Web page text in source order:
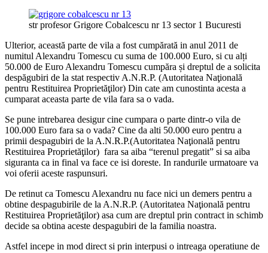
str profesor Grigore Cobalcescu nr 13 sector 1 Bucuresti
Ulterior, această parte de vila a fost cumpărată in anul 2011 de
numitul Alexandru Tomescu cu suma de 100.000 Euro, si cu alți
50.000 de Euro Alexandru Tomescu cumpăra și dreptul de a solicita
despăgubiri de la stat respectiv A.N.R.P. (Autoritatea Naţională
pentru Restituirea Proprietăţilor) Din cate am cunostinta acesta a
cumparat aceasta parte de vila fara sa o vada.
Se pune intrebarea desigur cine cumpara o parte dintr-o vila de
100.000 Euro fara sa o vada? Cine da alti 50.000 euro pentru a
primii despagubiri de la A.N.R.P.(Autoritatea Naţională pentru
Restituirea Proprietăţilor) fara sa aiba “terenul pregatit” si sa aiba
siguranta ca in final va face ce isi doreste. In randurile urmatoare va
voi oferii aceste raspunsuri.
De retinut ca Tomescu Alexandru nu face nici un demers pentru a
obtine despagubirile de la A.N.R.P. (Autoritatea Naţională pentru
Restituirea Proprietăţilor) asa cum are dreptul prin contract in schimb
decide sa obtina aceste despagubiri de la familia noastra.
Astfel incepe in mod direct si prin interpusi o intreaga operatiune de